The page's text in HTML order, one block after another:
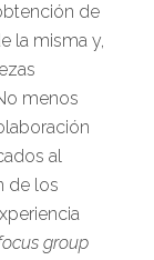
de
la misma y,
menos
al
de los
group